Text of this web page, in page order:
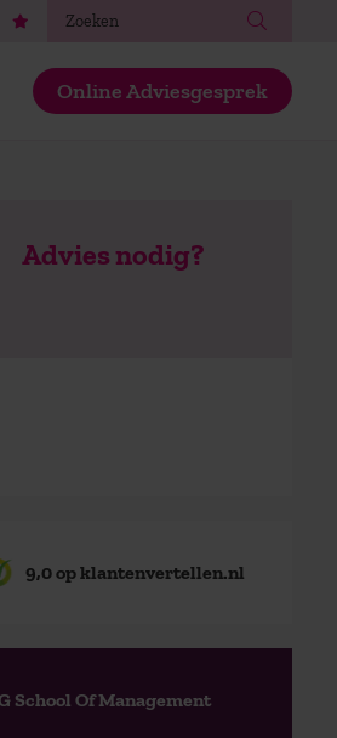
Online Adviesgesprek
Advies nodig?
9,0 op klantenvertellen.nl
School Of Management